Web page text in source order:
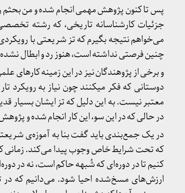
پس تا کنون پژوهش مهمی انجام شده و من بحثم
جزئیات کارشناسانه تاریخی، که رشته‌
می‌خواهم نتیجه بگیرم که تز شریعتی با
چنین فرصتی نداشته است، هنوز رد و ابطال
و برخی از پژوهندگان نیز در این زمینه کارهای
دوستانی که فکر میکنند چون نیاز به رویکرد
معتبر نیست. به این دلیل که تز ایشان بسیار
در حالی که در این سو، این کار انجام شده و
در یک جمع‌بندی باید گفت بنا به آموزه‌ی
که تحت شرایط خاص وجوب پیدا می‌کند. زمانی
کنیم تا در دوره‌ای که شُبهه حاکم است، نه در
ارزش‌های مسخ‌شده احیا شود. می‌دانیم که در